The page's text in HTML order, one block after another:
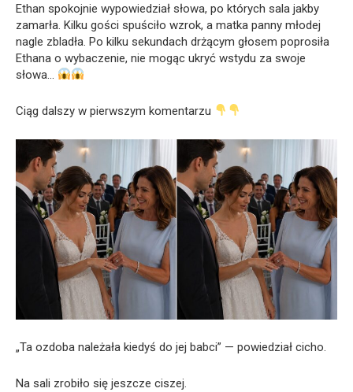
Ethan spokojnie wypowiedział słowa, po których sala jakby
zamarła. Kilku gości spuściło wzrok, a matka panny młodej
nagle zbladła. Po kilku sekundach drżącym głosem poprosiła
Ethana o wybaczenie, nie mogąc ukryć wstydu za swoje
słowa…
Ciąg dalszy w pierwszym komentarzu
„Ta ozdoba należała kiedyś do jej babci” — powiedział cicho.
Na sali zrobiło się jeszcze ciszej.